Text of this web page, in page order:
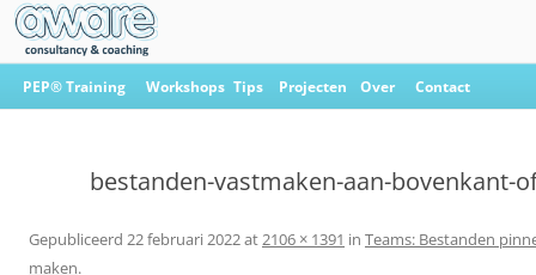
Ga
naar
PEP® Training Workshops Tips Projecten Over Contact
bestanden-vastmaken-aan-bovenkant-
Gepubliceerd 22 februari 2022at 2106 × 1391 in Teams: Bestanden
maken.